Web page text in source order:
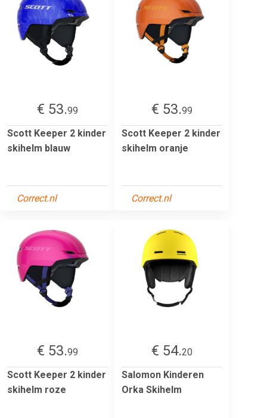
€ 53.99
Scott Keeper 2 kinder
skihelm blauw
Correct.nl
€ 53.99
Scott Keeper 2 kinder
skihelm oranje
Correct.nl
€ 53.99
Scott Keeper 2 kinder
skihelm roze
€ 54.20
Salomon Kinderen
Orka Skihelm